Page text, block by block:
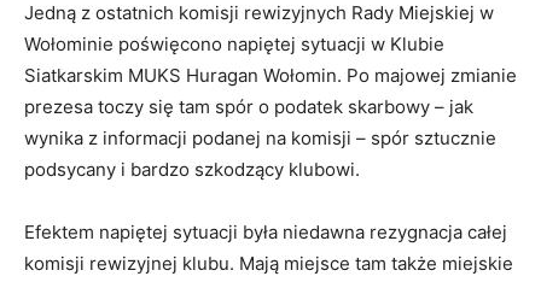
Jedną z ostatnich komisji rewizyjnych Rady Miejskiej w
Wołominie poświęcono napiętej sytuacji w Klubie
Siatkarskim MUKS Huragan Wołomin. Po majowej zmianie
prezesa toczy się tam spór o podatek skarbowy – jak
wynika z informacji podanej na komisji – spór sztucznie
podsycany i bardzo szkodzący klubowi.
Efektem napiętej sytuacji była niedawna rezygnacja całej
komisji rewizyjnej klubu. Mają miejsce tam także miejskie